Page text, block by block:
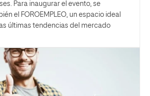
Para inaugurar el evento, se
el FOROEMPLEO, un espacio ideal
últimas tendencias del mercado